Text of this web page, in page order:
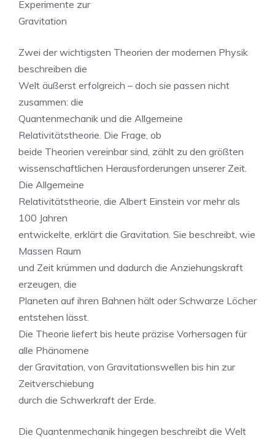
Experimente zur
Gravitation
Zwei der wichtigsten Theorien der modernen Physik
beschreiben die
Welt äußerst erfolgreich – doch sie passen nicht
zusammen: die
Quantenmechanik und die Allgemeine
Relativitätstheorie. Die Frage, ob
beide Theorien vereinbar sind, zählt zu den größten
wissenschaftlichen Herausforderungen unserer Zeit.
Die Allgemeine
Relativitätstheorie, die Albert Einstein vor mehr als
100 Jahren
entwickelte, erklärt die Gravitation. Sie beschreibt, wie
Massen Raum
und Zeit krümmen und dadurch die Anziehungskraft
erzeugen, die
Planeten auf ihren Bahnen hält oder Schwarze Löcher
entstehen lässt.
Die Theorie liefert bis heute präzise Vorhersagen für
alle Phänomene
der Gravitation, von Gravitationswellen bis hin zur
Zeitverschiebung
durch die Schwerkraft der Erde.
Die Quantenmechanik hingegen beschreibt die Welt